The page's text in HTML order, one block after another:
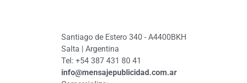
Santiago de Estero 340 - A4400BKH
Salta | Argentina
Tel: +54 387 431 80 41
info@mensajepublicidad.com.ar